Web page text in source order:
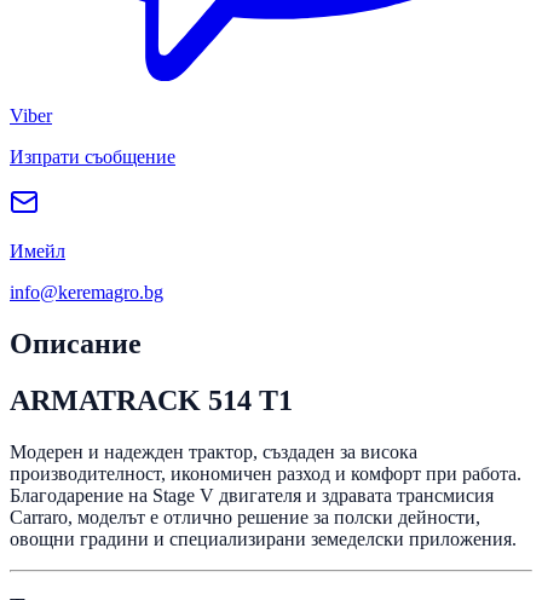
Viber
Изпрати съобщение
Имейл
info@keremagro.bg
Описание
ARMATRACK 514 T1
Модерен и надежден трактор, създаден за висока
производителност, икономичен разход и комфорт при работа.
Благодарение на Stage V двигателя и здравата трансмисия
Carraro, моделът е отлично решение за полски дейности,
овощни градини и специализирани земеделски приложения.